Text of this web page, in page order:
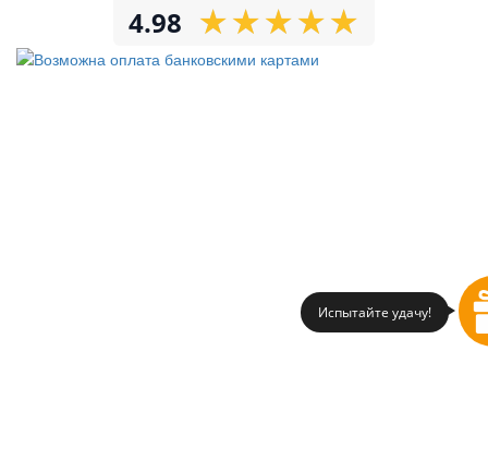
4.98 ★
★★
★★
★★
★★
★
Испытайте удачу!